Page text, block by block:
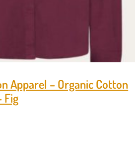
Apparel – Organic Cotton
Fig